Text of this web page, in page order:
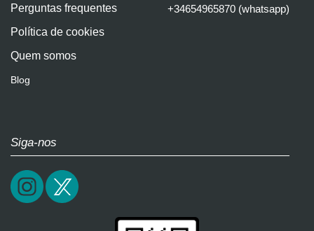
Perguntas frequentes
Política de cookies
Quem somos
Blog
+34654965870 (whatsapp)
Siga-nos